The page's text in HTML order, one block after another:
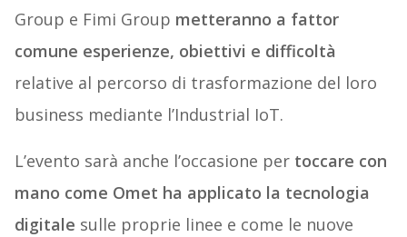
Group e Fimi Group metteranno a fattor
comune esperienze, obiettivi e difficoltà
relative al percorso di trasformazione del loro
business mediante l’Industrial IoT.
L’evento sarà anche l’occasione per toccare con
mano come Omet ha applicato la tecnologia
digitale sulle proprie linee e come le nuove